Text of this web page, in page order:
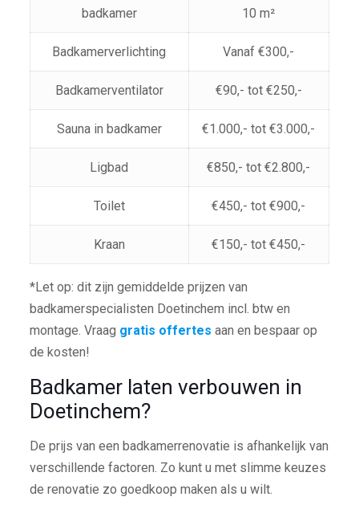
badkamer
10 m²
Badkamerverlichting Vanaf €300,-
Badkamerventilator €90,- tot €250,-
Sauna in badkamer €1.000,- tot €3.000,-
Ligbad €850,- tot €2.800,-
Toilet €450,- tot €900,-
Kraan €150,- tot €450,-
*Let op: dit zijn gemiddelde prijzen van
badkamerspecialisten Doetinchem incl. btw en
montage. Vraag gratis offertes aan en bespaar op
de kosten!
Badkamer laten verbouwen in
Doetinchem?
De prijs van een badkamerrenovatie is afhankelijk van
verschillende factoren. Zo kunt u met slimme keuzes
de renovatie zo goedkoop maken als u wilt.